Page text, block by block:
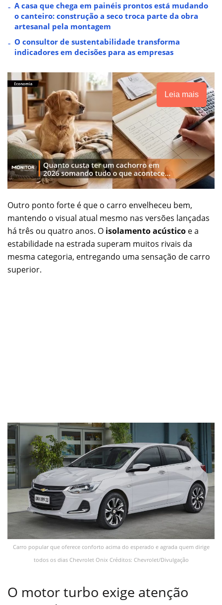
A casa que chega em painéis prontos está mudando
o canteiro: construção a seco troca parte da obra
artesanal pela montagem
O consultor de sustentabilidade transforma
indicadores em decisões para as empresas
Leia mais
Outro ponto forte é que o carro envelheceu bem,
mantendo o visual atual mesmo nas versões lançadas
há três ou quatro anos. O isolamento acústico e a
estabilidade na estrada superam muitos rivais da
mesma categoria, entregando uma sensação de carro
superior.
Carro popular que oferece conforto acima do esperado e agrada quem dirige
todos os dias Chevrolet Onix Créditos: Chevrolet/Divulgação
O motor turbo exige atenção